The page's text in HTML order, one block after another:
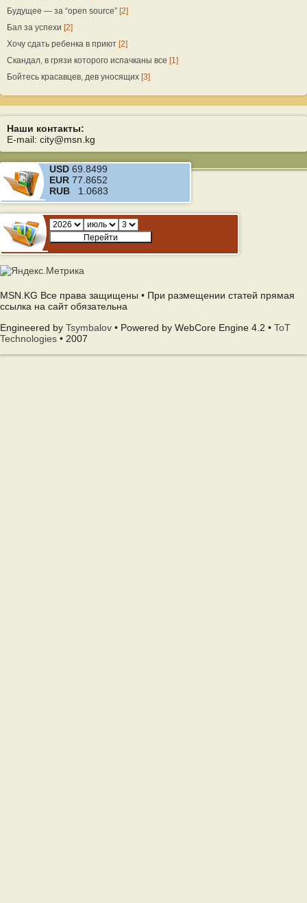
Будущее — за “open source” [2]
Бал за успехи [2]
Хочу сдать ребенка в приют [2]
Скандал, в грязи которого испачканы все [1]
Бойтесь красавцев, дев уносящих [3]
Наши контакты:
E-mail: city@msn.kg
USD 69.8499
EUR 77.8652
RUB 1.0683
MSN.KG Все права защищены • При размещении статей прямая
ссылка на сайт обязательна
Engineered by Tsymbalov • Powered by WebCore Engine 4.2 • ToT
Technologies • 2007